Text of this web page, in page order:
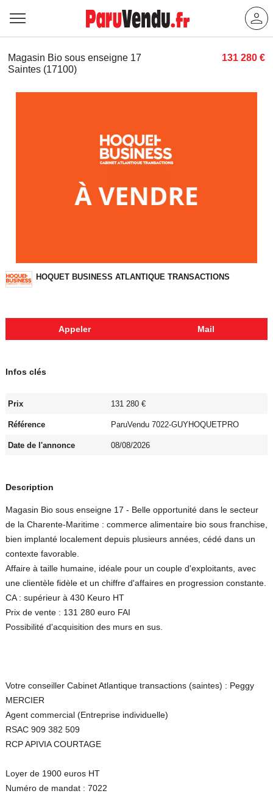
Magasin Bio sous enseigne 17
Saintes (17100)
131 280 €
HOQUET BUSINESS ATLANTIQUE TRANSACTIONS
Appeler Mail
Infos clés
Prix 131 280 €
Référence ParuVendu 7022-GUYHOQUETPRO
Date de l'annonce 08/08/2026
Description
Magasin Bio sous enseigne 17 - Belle opportunité dans le secteur
de la Charente-Maritime : commerce alimentaire bio sous franchise,
bien implanté localement depuis plusieurs années, cédé dans un
contexte favorable.
Affaire à taille humaine, idéale pour un couple d'exploitants, avec
une clientèle fidèle et un chiffre d'affaires en progression constante.
CA : supérieur à 430 Keuro HT
Prix de vente : 131 280 euro FAI
Possibilité d'acquisition des murs en sus.
Votre conseiller Cabinet Atlantique transactions (saintes) : Peggy
MERCIER
Agent commercial (Entreprise individuelle)
RSAC 909 382 509
RCP APIVIA COURTAGE
Loyer de 1900 euros HT
Numéro de mandat : 7022